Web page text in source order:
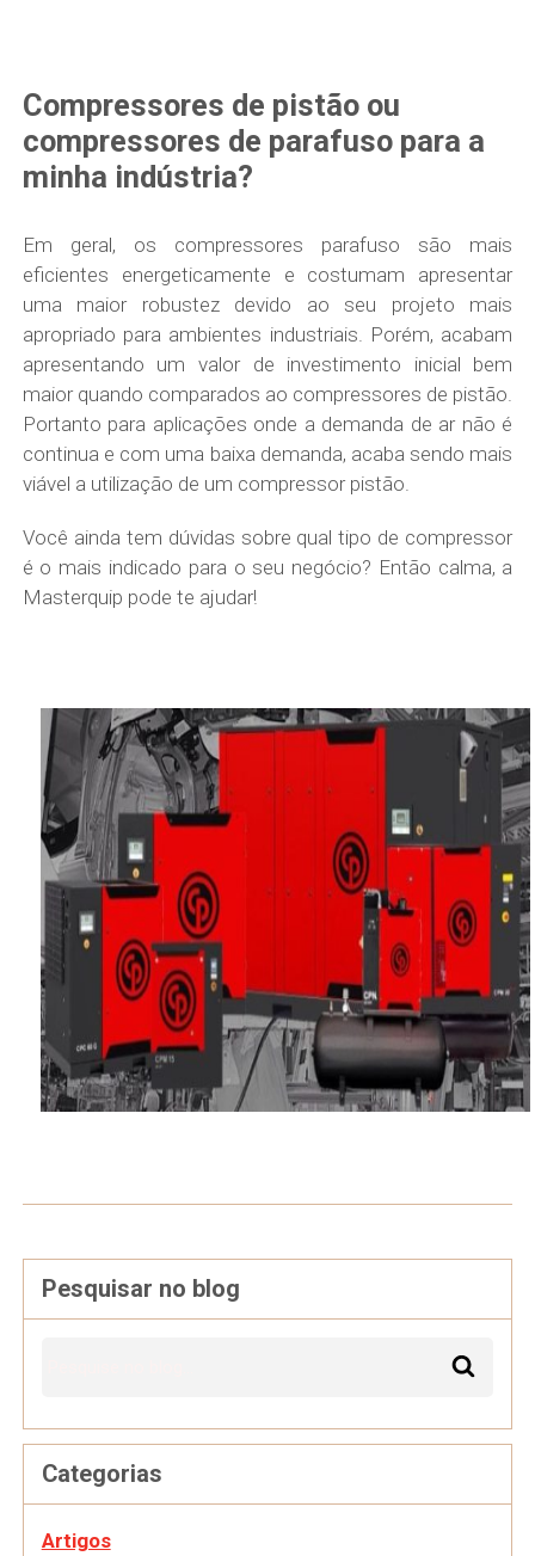
Compressores de pistão ou
compressores de parafuso para a
minha indústria?
Em geral, os compressores parafuso são mais
eficientes energeticamente e costumam apresentar
uma maior robustez devido ao seu projeto mais
apropriado para ambientes industriais. Porém, acabam
apresentando um valor de investimento inicial bem
maior quando comparados ao compressores de pistão.
Portanto para aplicações onde a demanda de ar não é
continua e com uma baixa demanda, acaba sendo mais
viável a utilização de um compressor pistão.
Você ainda tem dúvidas sobre qual tipo de compressor
é o mais indicado para o seu negócio? Então calma, a
Masterquip pode te ajudar!
Pesquisar no blog
Categorias
Artigos